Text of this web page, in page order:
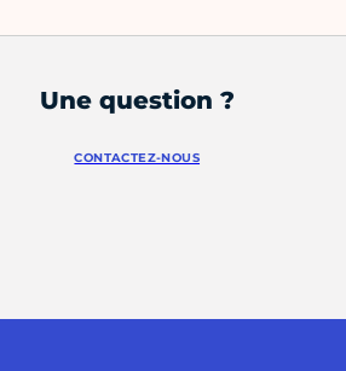
Une question ?
CONTACTEZ-NOUS